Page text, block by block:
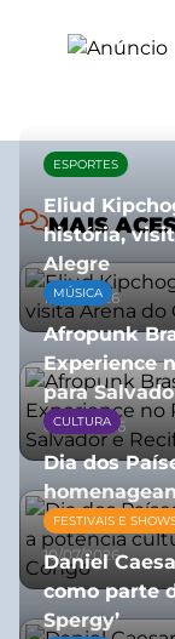
MAIS
ESPORTES
Eliud
história,
Alegre
10/07/2026
MÚSICA
Afropunk
Experience
para
03/08/2026
CULTURA
Dia dos
República
10/07/2026
FESTIVAIS E
Daniel
como parte
Spergy’